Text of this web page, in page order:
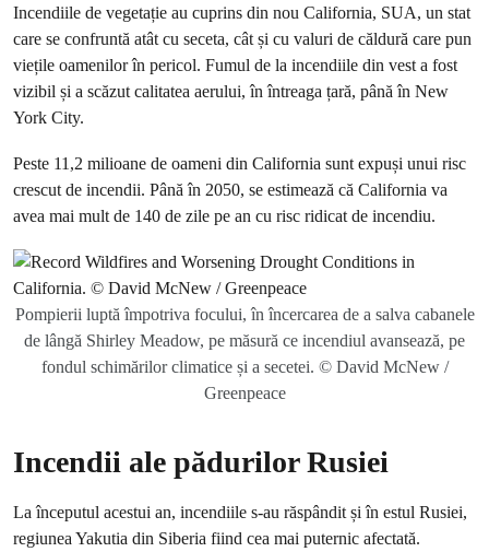
Incendiile de vegetație au cuprins din nou California, SUA, un stat
care se confruntă atât cu seceta, cât și cu valuri de căldură care pun
viețile oamenilor în pericol. Fumul de la incendiile din vest a fost
vizibil și a scăzut calitatea aerului, în întreaga țară, până în New
York City.
Peste 11,2 milioane de oameni din California sunt expuși unui risc
crescut de incendii. Până în 2050, se estimează că California va
avea mai mult de 140 de zile pe an cu risc ridicat de incendiu.
Pompierii luptă împotriva focului, în încercarea de a salva cabanele
de lângă Shirley Meadow, pe măsură ce incendiul avansează, pe
fondul schimărilor climatice și a secetei. © David McNew /
Greenpeace
Incendii ale pădurilor Rusiei
La începutul acestui an, incendiile s-au răspândit și în estul Rusiei,
regiunea Yakutia din Siberia fiind cea mai puternic afectată.